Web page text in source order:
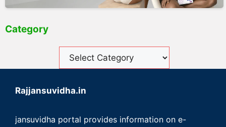
Category
Rajjansuvidha.in
jansuvidha portal provides information on e-